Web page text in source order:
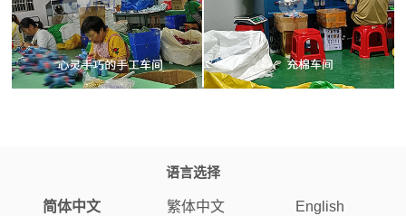
语言选择
简体中文 繁体中文
English